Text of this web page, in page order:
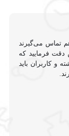
هم تماس می‌گیرند
دقت فرمایید که
و کاربران باید